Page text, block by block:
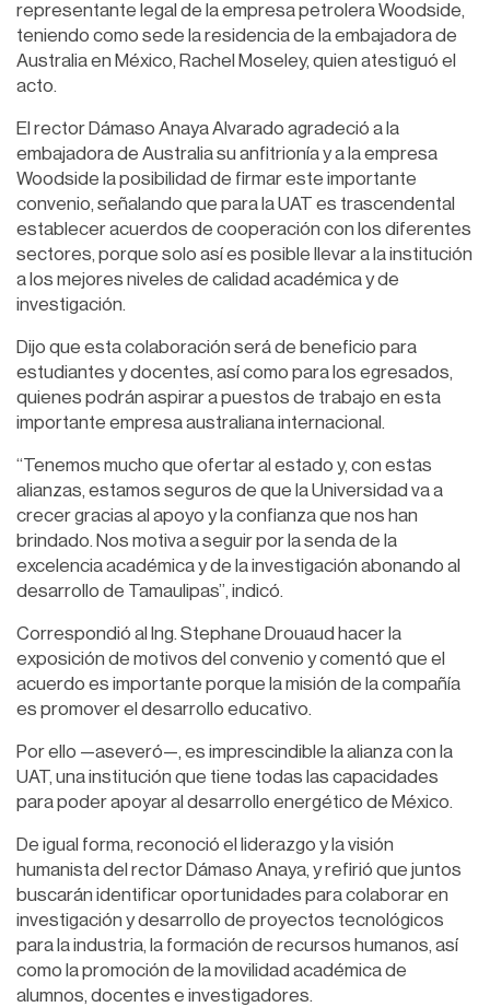
representante legal de la empresa petrolera Woodside,
teniendo como sede la residencia de la embajadora de
Australia en México, Rachel Moseley, quien atestiguó el
acto.
El rector Dámaso Anaya Alvarado agradeció a la
embajadora de Australia su anfitrionía y a la empresa
Woodside la posibilidad de firmar este importante
convenio, señalando que para la UAT es trascendental
establecer acuerdos de cooperación con los diferentes
sectores, porque solo así es posible llevar a la institución
a los mejores niveles de calidad académica y de
investigación.
Dijo que esta colaboración será de beneficio para
estudiantes y docentes, así como para los egresados,
quienes podrán aspirar a puestos de trabajo en esta
importante empresa australiana internacional.
“Tenemos mucho que ofertar al estado y, con estas
alianzas, estamos seguros de que la Universidad va a
crecer gracias al apoyo y la confianza que nos han
brindado. Nos motiva a seguir por la senda de la
excelencia académica y de la investigación abonando al
desarrollo de Tamaulipas”, indicó.
Correspondió al Ing. Stephane Drouaud hacer la
exposición de motivos del convenio y comentó que el
acuerdo es importante porque la misión de la compañía
es promover el desarrollo educativo.
Por ello —aseveró—, es imprescindible la alianza con la
UAT, una institución que tiene todas las capacidades
para poder apoyar al desarrollo energético de México.
De igual forma, reconoció el liderazgo y la visión
humanista del rector Dámaso Anaya, y refirió que juntos
buscarán identificar oportunidades para colaborar en
investigación y desarrollo de proyectos tecnológicos
para la industria, la formación de recursos humanos, así
como la promoción de la movilidad académica de
alumnos, docentes e investigadores.